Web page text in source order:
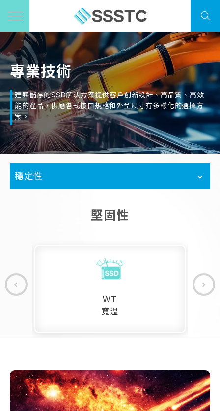
專業技術
建興儲存的SSD解決方案提供客戶創新設計、高品質、高效
能的產品，供應各式接口規格和外型尺寸有多樣化的選擇方
案。
穩定性
堅固性
WT
寬溫